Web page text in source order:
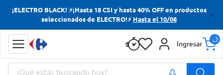
¡ELECTRO BLACK! ⚡¡Hasta 18 CSI y hasta 40% OFF en productos
seleccionados de ELECTRO!⚡ Hasta el 10/08
Ingresar
¿Qué estás buscando hoy?
Términos más buscados
Yerba
Cerveza
Doves